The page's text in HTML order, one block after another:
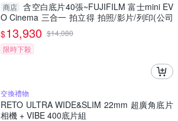
商店 含空白底片40張~FUJIFILM 富士mini EV
O Cinema 三合一 拍立得 拍照/影片/列印(公司
貨)
$13,930 $14,080
限時下殺
交換禮物
RETO ULTRA WIDE&SLIM 22mm 超廣角底片
相機 + VIBE 400底片組